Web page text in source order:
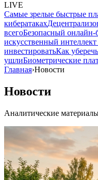
LIVE
Самые зрелые быстрые
кибератаках
всегоБезопасный онлайн-
искусственный
инвестироватьКак
ушлиБиометрические
Главная›Новости
Новости
Аналитические